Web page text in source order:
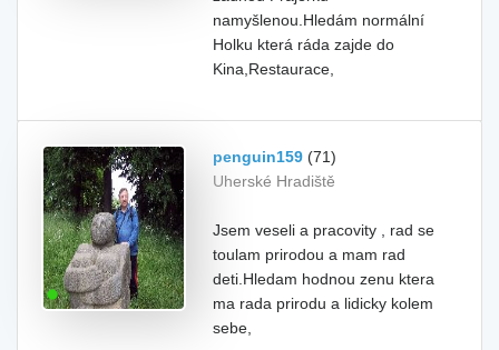
namyšlenou.Hledám normální
Holku která ráda zajde do
Kina,Restaurace,
penguin159 (71)
Uherské Hradiště
Jsem veseli a pracovity , rad se
toulam prirodou a mam rad
deti.Hledam hodnou zenu ktera
ma rada prirodu a lidicky kolem
sebe,